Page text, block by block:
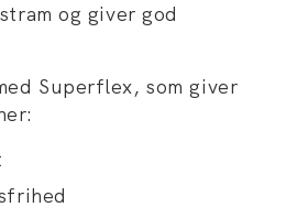
og giver god
Superflex, som giver